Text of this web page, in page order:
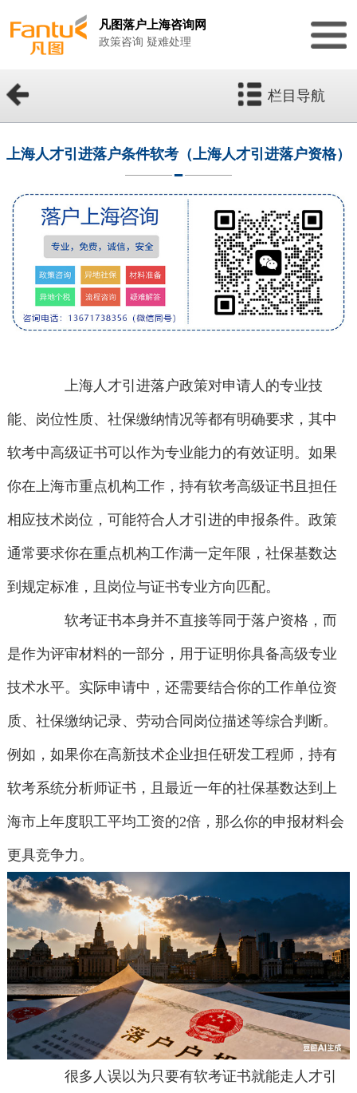
凡图落户上海咨询网
政策咨询 疑难处理
栏目导航
上海人才引进落户条件软考（上海人才引进落户资格）
上海人才引进落户政策对申请人的专业技
能、岗位性质、社保缴纳情况等都有明确要求，其中
软考中高级证书可以作为专业能力的有效证明。如果
你在上海市重点机构工作，持有软考高级证书且担任
相应技术岗位，可能符合人才引进的申报条件。政策
通常要求你在重点机构工作满一定年限，社保基数达
到规定标准，且岗位与证书专业方向匹配。
软考证书本身并不直接等同于落户资格，而
是作为评审材料的一部分，用于证明你具备高级专业
技术水平。实际申请中，还需要结合你的工作单位资
质、社保缴纳记录、劳动合同岗位描述等综合判断。
例如，如果你在高新技术企业担任研发工程师，持有
软考系统分析师证书，且最近一年的社保基数达到上
海市上年度职工平均工资的2倍，那么你的申报材料会
更具竞争力。
很多人误以为只要有软考证书就能走人才引